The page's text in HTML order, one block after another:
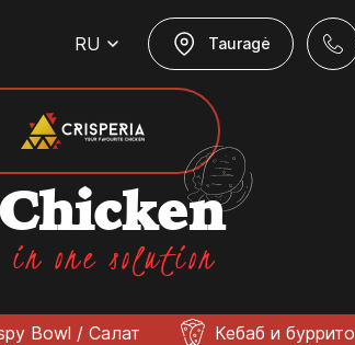
RU Tauragė
in one solution
Bowl / Салат
Кебаб и буррито